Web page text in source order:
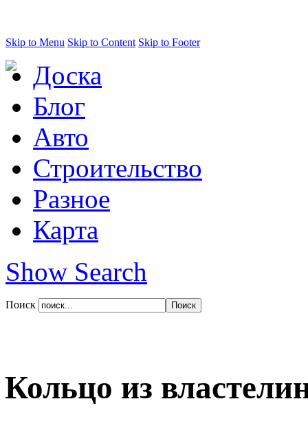
Skip to Menu Skip to Content Skip to Footer
Доска
Блог
Авто
Строительство
Разное
Карта
Show Search
Поиск
Кольцо из